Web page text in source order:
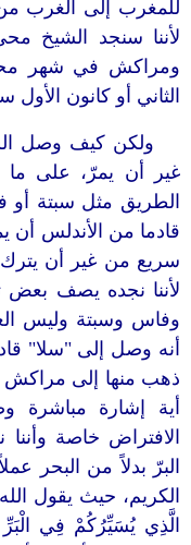
للمغرب إلى الغرب
لأننا سنجد الشيخ
الثاني أو كانون الأول سنة
ولكن كيف وصل
غير أن يمرّ، على ما
الطريق مثل سبتة أو
قادما من الأندلس أن
سريع من غير أن
لأننا نجده يصف
وفاس وسبتة وليس
أنه وصل إلى "سلا"
ذهب منها إلى
أية إشارة مباشرة
الافتراض خاصة
البرّ بدلاً من البحر